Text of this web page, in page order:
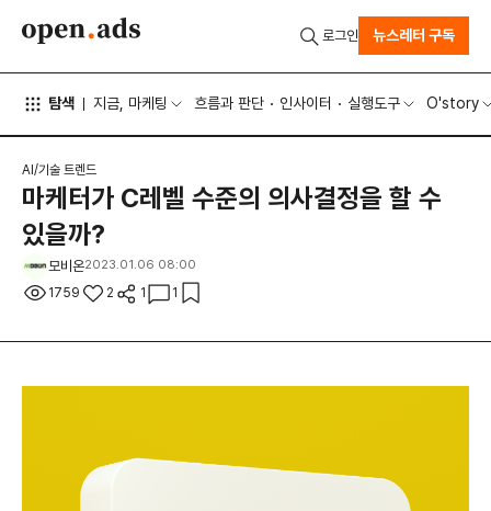
탐색 지금, 마케팅 흐름과 판단 인사이터 실행도구 O'story
로그인 뉴스레터 구독
AI/기술 트렌드
마케터가 C레벨 수준의 의사결정을 할 수
있을까?
모비온2023.01.06 08:00
1759 2 1 1